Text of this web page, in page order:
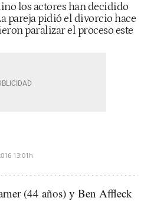
los actores han decidido
pareja pidió el divorcio hace
paralizar el proceso este
13:01h
(44 años) y Ben Affleck